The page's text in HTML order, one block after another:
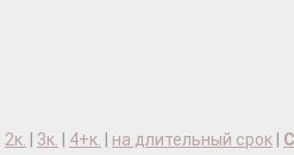
2к. 3к. 4+к. на длительный срок